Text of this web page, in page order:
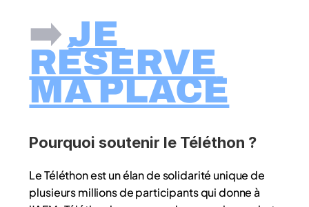
➡️ JE
RÉSERVE
MA PLACE
Pourquoi soutenir le Téléthon ?
Le Téléthon est un élan de solidarité unique de
plusieurs millions de participants qui donne à